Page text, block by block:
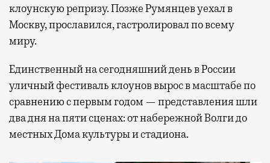
клоунскую репризу. Позже Румянцев уехал в
Москву, прославился, гастролировал по всему
миру.
Единственный на сегодняшний день в России
уличный фестиваль клоунов вырос в масштабе по
сравнению с первым годом — представления шли
два дня на пяти сценах: от набережной Волги до
местных Дома культуры и стадиона.